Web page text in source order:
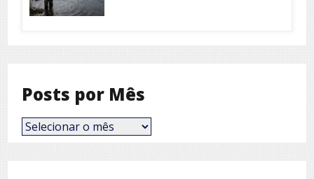
Posts por Mês
Posts
por